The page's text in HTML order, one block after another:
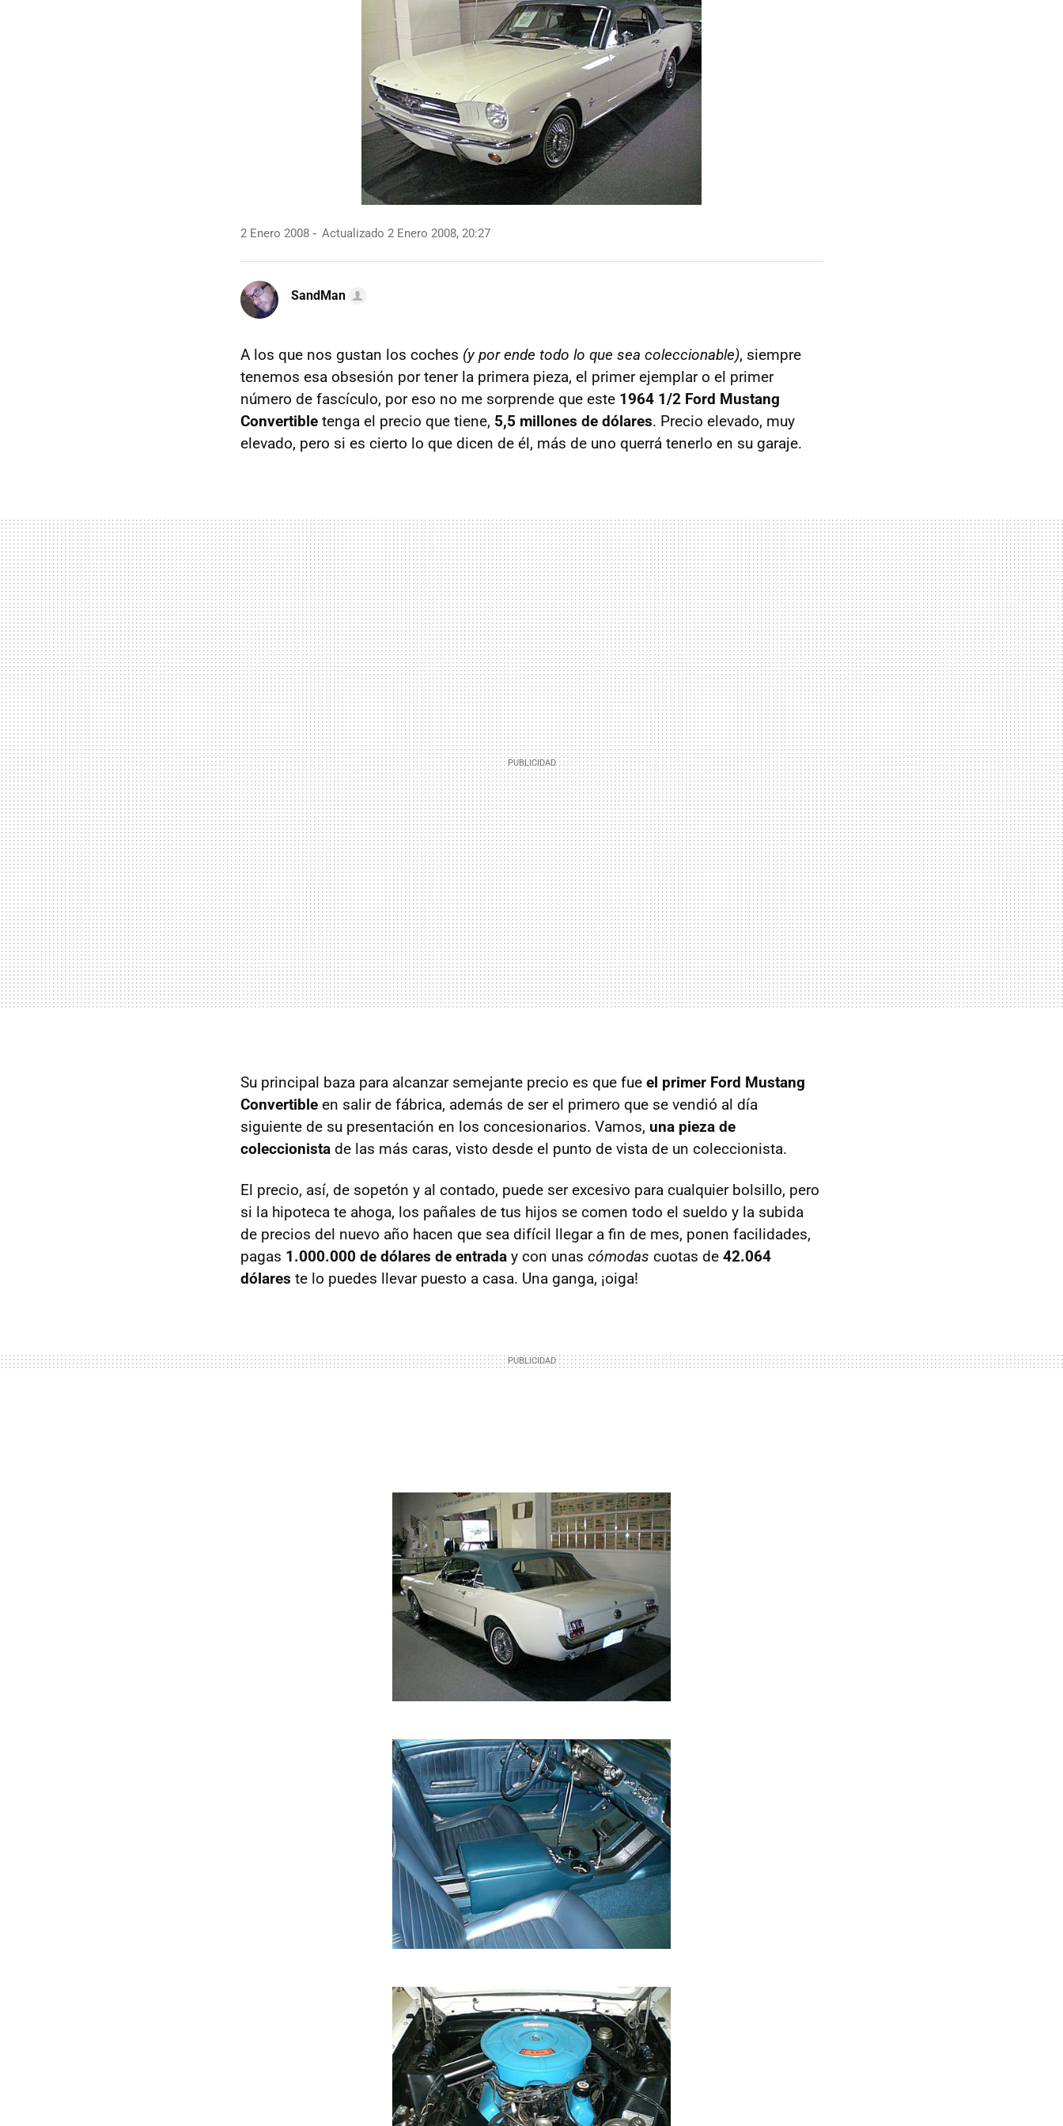
2 Enero 2008 Actualizado 2 Enero 2008, 20:27
SandMan
A los que nos gustan los coches (y por ende todo lo que sea coleccionable), siempre
tenemos esa obsesión por tener la primera pieza, el primer ejemplar o el primer
número de fascículo, por eso no me sorprende que este 1964 1/2 Ford Mustang
Convertible tenga el precio que tiene, 5,5 millones de dólares. Precio elevado, muy
elevado, pero si es cierto lo que dicen de él, más de uno querrá tenerlo en su garaje.
Su principal baza para alcanzar semejante precio es que fue el primer Ford Mustang
Convertible en salir de fábrica, además de ser el primero que se vendió al día
siguiente de su presentación en los concesionarios. Vamos, una pieza de
coleccionista de las más caras, visto desde el punto de vista de un coleccionista.
El precio, así, de sopetón y al contado, puede ser excesivo para cualquier bolsillo, pero
si la hipoteca te ahoga, los pañales de tus hijos se comen todo el sueldo y la subida
de precios del nuevo año hacen que sea difícil llegar a fin de mes, ponen facilidades,
pagas 1.000.000 de dólares de entrada y con unas cómodas cuotas de 42.064
dólares te lo puedes llevar puesto a casa. Una ganga, ¡oiga!